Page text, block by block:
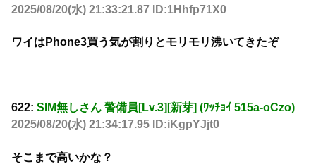
2025/08/20(水) 21:33:21.87 ID:1Hhfp71X0
ワイはPhone3買う気が割りとモリモリ沸いてきたぞ
622: SIM無しさん 警備員[Lv.3][新芽] (ﾜｯﾁｮｲ 515a-oCzo)
2025/08/20(水) 21:34:17.95 ID:iKgpYJjt0
そこまで高いかな？